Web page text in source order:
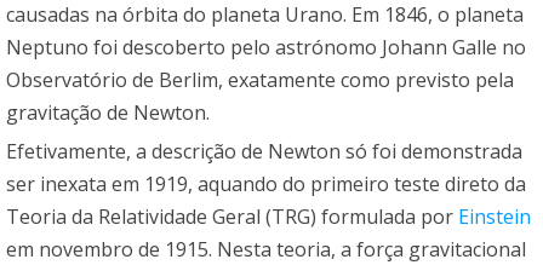
causadas na órbita do planeta Urano. Em 1846, o planeta
Neptuno foi descoberto pelo astrónomo Johann Galle no
Observatório de Berlim, exatamente como previsto pela
gravitação de Newton.
Efetivamente, a descrição de Newton só foi demonstrada
ser inexata em 1919, aquando do primeiro teste direto da
Teoria da Relatividade Geral (TRG) formulada por Einstein
em novembro de 1915. Nesta teoria, a força gravitacional